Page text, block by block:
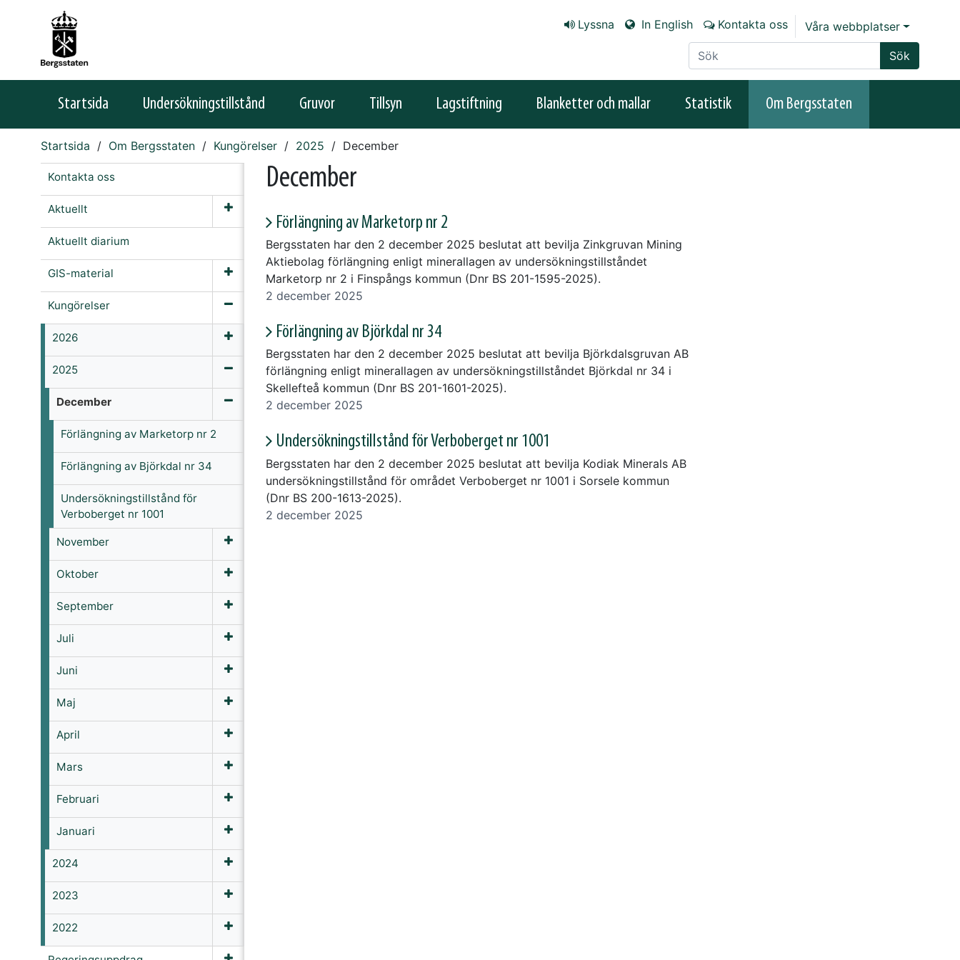
Lyssna In English Kontakta oss
Våra webbplatser
Sök på sajten
Sök
Startsida Undersökningstillstånd Gruvor Tillsyn Lagstiftning Blanketter och mallar Statistik Om Bergsstaten
Startsida Om Bergsstaten Kungörelser 2025 December
Kontakta oss
Aktuellt
Aktuellt diarium
GIS-material
Kungörelser
2026
2025
December
Förlängning av Marketorp nr 2
Förlängning av Björkdal nr 34
Undersökningstillstånd för
Verboberget nr 1001
November
Oktober
September
Juli
Juni
Maj
April
Mars
Februari
Januari
2024
2023
2022
December
Förlängning av Marketorp nr 2
Bergsstaten har den 2 december 2025 beslutat att bevilja Zinkgruvan Mining
Aktiebolag förlängning enligt minerallagen av undersökningstillståndet
Marketorp nr 2 i Finspångs kommun (Dnr BS 201-1595-2025).
2 december 2025
Förlängning av Björkdal nr 34
Bergsstaten har den 2 december 2025 beslutat att bevilja Björkdalsgruvan AB
förlängning enligt minerallagen av undersökningstillståndet Björkdal nr 34 i
Skellefteå kommun (Dnr BS 201-1601-2025).
2 december 2025
Undersökningstillstånd för Verboberget nr 1001
Bergsstaten har den 2 december 2025 beslutat att bevilja Kodiak Minerals AB
undersökningstillstånd för området Verboberget nr 1001 i Sorsele kommun
(Dnr BS 200-1613-2025).
2 december 2025